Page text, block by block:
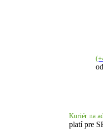
Kuriér na
platí pre